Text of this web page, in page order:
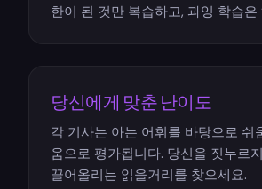
한이 된 것만 복습하고, 과잉 학습은
당신에게 맞춘 난이도
각 기사는 아는 어휘를 바탕으로 쉬
움으로 평가됩니다. 당신을 짓누르
끌어올리는 읽을거리를 찾으세요.